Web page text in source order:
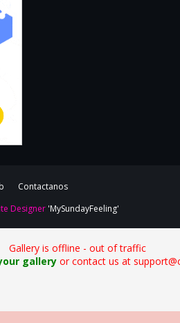
Contactanos
Designer 'MySundayFeeling'
Gallery is offline - out of traffic
galleryor contact us at